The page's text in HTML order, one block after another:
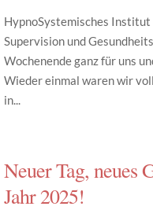
HypnoSystemisches
Supervision und
Wochenende ganz für uns
Wieder einmal waren wir
in...
Neuer Tag, neues
Jahr 2025!